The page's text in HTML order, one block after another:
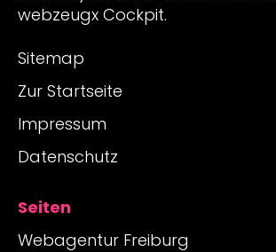
webzeugx Cockpit.
Sitemap
Zur Startseite
Impressum
Datenschutz
Seiten
Webagentur Freiburg